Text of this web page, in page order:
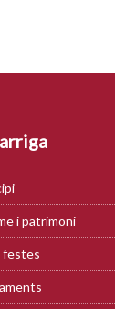
i patrimoni
festes